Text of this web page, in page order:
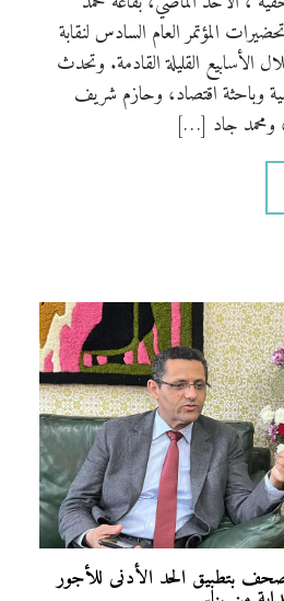
المؤتمر العام السادس لنقابة
الأسابيع القليلة القادمة. وتحدث
وباحثة اقتصاد، وحازم شريف
ومحمد جاد […]
بتطبيق الحد الأدنى للأجور